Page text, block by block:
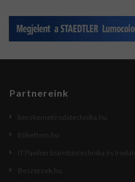
Partnereink
kecskemetirodatechnika.hu
Etikettem.hu
IT Pavilon Számítástechnika és
Beszerzek.hu